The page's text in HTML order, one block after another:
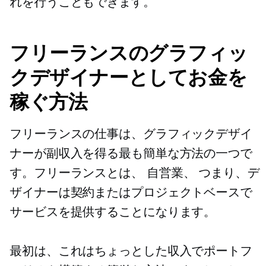
フリーランスのグラフィッ
クデザイナーとしてお金を
稼ぐ方法
フリーランスの仕事は、グラフィックデザイ
ナーが副収入を得る最も簡単な方法の一つで
す。フリーランスとは、 自営業、
つまり、デ
ザイナーは契約またはプロジェクトベースで
サービスを提供することになります。
最初は、これはちょっとした収入でポートフ